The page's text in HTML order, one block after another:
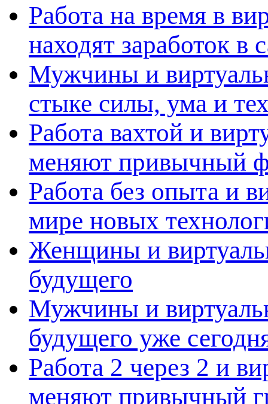
Работа на время в
находят заработок
Мужчины и
стыке силы, ума и
Работа вахтой и
меняют привычный
Работа без опыта и
мире новых
Женщины и
будущего
Мужчины и
будущего уже
Работа 2 через 2 и
меняют привычный